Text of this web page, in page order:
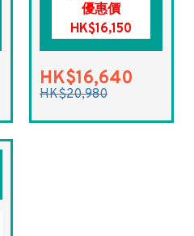
優惠價
HK$16,150
HK$16,640
HK$20,980